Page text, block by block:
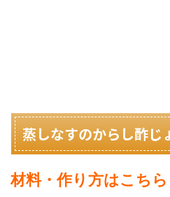
蒸しなすのからし酢じ
材料・作り方はこち